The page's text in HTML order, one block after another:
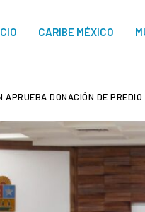
CARIBE MÉXICO
DONACIÓN DE PREDIO